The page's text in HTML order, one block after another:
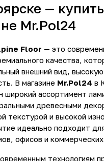
—
Mr.Pol24
Floor — это
качества,
внешний вид,
В магазине Mr.Pol24 в
широкий ассортимент
древесными
текстурой и высокой
идеально подходит
офисов и
технологиям